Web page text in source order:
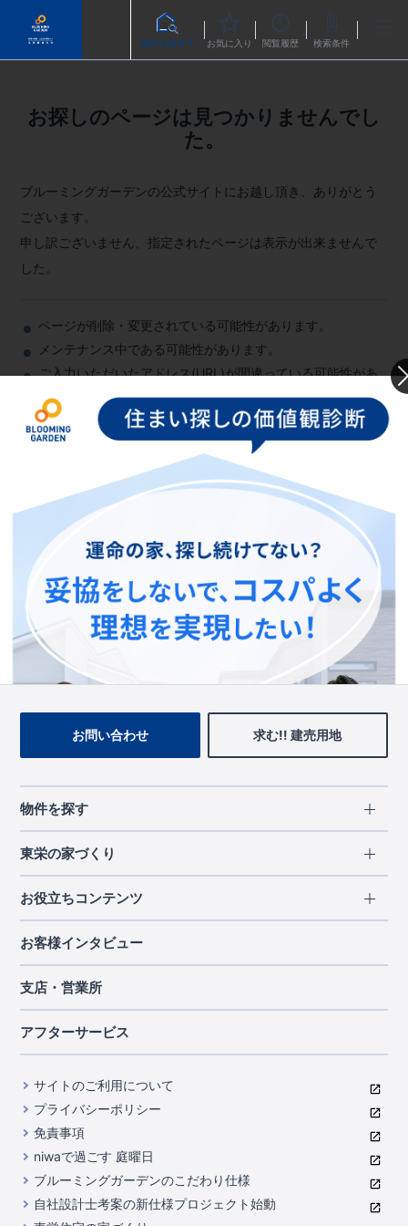
物件を探す お気に入り 閲覧履歴 検索条件
お探しのページは見つかりませんでし
た。
ブルーミングガーデンの公式サイトにお越し頂き、ありがとう
ございます。
申し訳ございません、指定されたページは表示が出来ませんで
した。
ページが削除・変更されている可能性があります。
メンテナンス中である可能性があります。
ご入力いただいたアドレス(URL)が間違っている可能性があ
お手数をおかけいたしますが、ブルーミングガーデンのトップ
上部のメニューよりお探しいただきますようお願いい
たします。
トップページに戻る
お問い合わせ 求む!! 建売用地
物件を探す
エリアから探す
北海道・東北
北海道
宮城県
千葉県
中部
山梨県
静岡県
滋賀県
京都府
中国・四国
岡山県
広島県
九州・沖縄
東栄の家づくり
長期優良住宅
住宅性能評価書
ブルーミングガーデンは地震につよい<建物編>
室内空間を快適に保つ断熱性能
コストパフォーマンスに自信
充実のアフターサポート
第三者評価によるお墨付き
家づくりのプロにも選ばれるブルーミングガーデン
住んでみるとじわじわ伝わる暮らしやすさへのこだわり
お役立ちコンテンツ
ご契約までの道のり
現地見学ガイド
ご紹介制度のご案内
東栄INDEX（用語集）
お客様インタビュー
支店・営業所
アフターサービス
サイトのご利用について
プライバシーポリシー
免責事項
niwaで過ごす 庭曜日
ブルーミングガーデンのこだわり仕様
自社設計士考案の新仕様プロジェクト始動